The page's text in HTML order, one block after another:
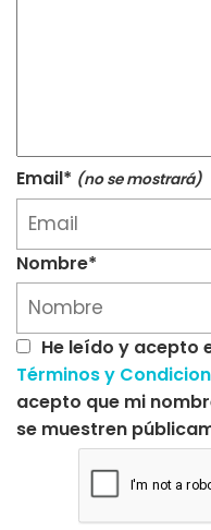
Email* (no se mostrará)
Nombre*
He leído y acepto
Términos y
acepto que mi
se muestren